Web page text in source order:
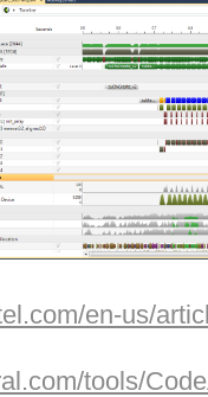
en-us/
tools/